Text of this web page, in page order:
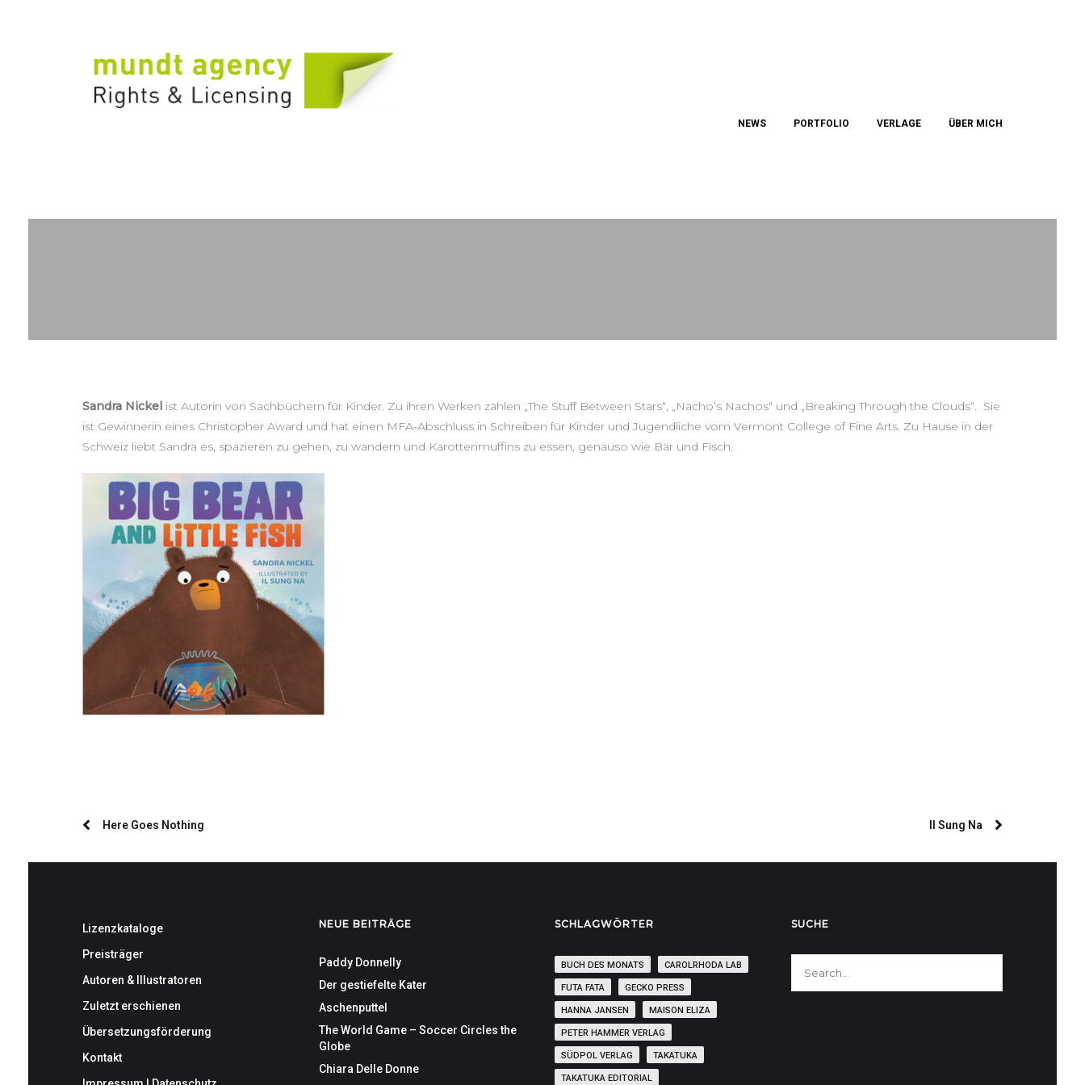
NEWS PORTFOLIO VERLAGE ÜBER MICH
Sandra Nickel ist Autorin von Sachbüchern für Kinder. Zu ihren Werken zählen „The Stuff Between Stars“, „Nacho’s Nachos“ und „Breaking Through the Clouds“. Sie
ist Gewinnerin eines Christopher Award und hat einen MFA-Abschluss in Schreiben für Kinder und Jugendliche vom Vermont College of Fine Arts. Zu Hause in der
Schweiz liebt Sandra es, spazieren zu gehen, zu wandern und Karottenmuffins zu essen, genauso wie Bär und Fisch.
Here Goes Nothing Il Sung Na
Lizenzkataloge
Preisträger
Autoren & Illustratoren
Zuletzt erschienen
Übersetzungsförderung
Kontakt
NEUE BEITRÄGE
Paddy Donnelly
Der gestiefelte Kater
Aschenputtel
The World Game – Soccer Circles the
Globe
Chiara Delle Donne
SCHLAGWÖRTER
BUCH DES MONATS CAROLRHODA LAB
FUTA FATA GECKO PRESS
HANNA JANSEN MAISON ELIZA
PETER HAMMER VERLAG
SÜDPOL VERLAG TAKATUKA
TAKATUKA EDITORIAL
SUCHE